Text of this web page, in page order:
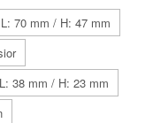
70 mm / H: 47 mm
38 mm / H: 23 mm